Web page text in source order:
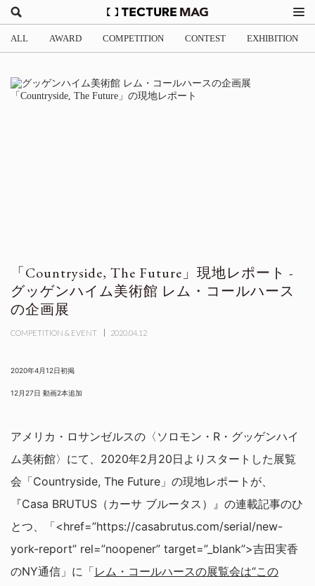
ALL AWARD COMPETITION CONTEST EXHIBITION
「Countryside, The Future」現地レポート -
グッゲンハイム美術館 レム・コールハース
の企画展
COMPETITION & EVENT 2020.04.12
2020年4月12日初掲
12月27日 動画2本追加
アメリカ・ロサンゼルスの〈ソロモン・R・グッゲンハイ
ム美術館〉にて、2020年2月20日よりスタートした展覧
会「Countryside, The Future」の現地レポートが、
『Casa BRUTUS（カーサ ブルータス）』の連載記事のひ
とつ、「<href=”https://casabrutus.com/serial/new-
york-report” rel=”noopener” target=”_blank”>吉田実香
のNY通信」に「レム・コールハースの展覧会は“この